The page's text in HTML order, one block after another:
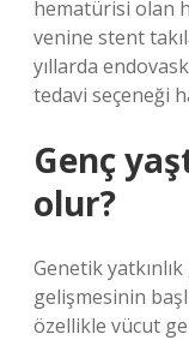
hematürisi olan
venine stent
yıllarda
tedavi seçeneği
Genç
olur?
Genetik
gelişmesinin
özellikle vücut